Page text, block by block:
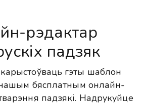
рэдактар
падзяк
гэты шаблон
бясплатным онлайн-
падзякі. Надрукуйце